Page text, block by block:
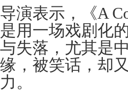
导演表示，《A
是用一场戏剧化
与失落，尤其是
缘，被笑话，却
力。